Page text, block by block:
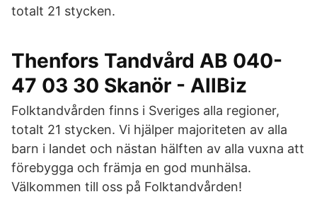
totalt 21 stycken.
Thenfors Tandvård AB 040-
47 03 30 Skanör - AllBiz
Folktandvården finns i Sveriges alla regioner,
totalt 21 stycken. Vi hjälper majoriteten av alla
barn i landet och nästan hälften av alla vuxna att
förebygga och främja en god munhälsa.
Välkommen till oss på Folktandvården!